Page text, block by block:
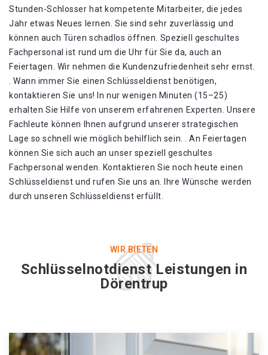
Stunden-Schlosser hat kompetente Mitarbeiter, die jedes
Jahr etwas Neues lernen. Sie sind sehr zuverlässig und
können auch Türen schadlos öffnen. Speziell geschultes
Fachpersonal ist rund um die Uhr für Sie da, auch an
Feiertagen. Wir nehmen die Kundenzufriedenheit sehr ernst.
. Wann immer Sie einen Schlüsseldienst benötigen,
kontaktieren Sie uns! In nur wenigen Minuten (15–25)
erhalten Sie Hilfe von unserem erfahrenen Experten. Unsere
Fachleute können Ihnen aufgrund unserer strategischen
Lage so schnell wie möglich behilflich sein. . An Feiertagen
können Sie sich auch an unser speziell geschultes
Fachpersonal wenden. Kontaktieren Sie noch heute einen
Schlüsseldienst und rufen Sie uns an. Ihre Wünsche werden
durch unseren Schlüsseldienst erfüllt.
WIR BIETEN
Schlüsselnotdienst Leistungen in
Dörentrup